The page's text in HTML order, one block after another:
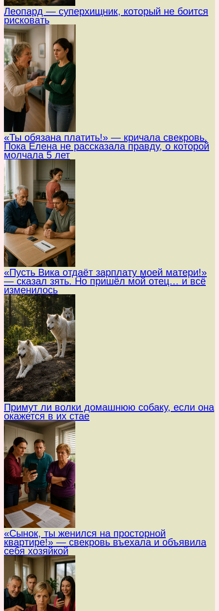
Леопард — суперхищник, который не боится
рисковать
«Ты обязана платить!» — кричала свекровь.
Пока Елена не рассказала правду, о которой
молчала 5 лет
«Пусть Вика отдаёт зарплату моей матери!»
— сказал зять. Но пришёл мой отец… и всё
изменилось
Примут ли волки домашнюю собаку, если она
окажется в их стае
«Сынок, ты женился на просторной
квартире!» — свекровь въехала и объявила
себя хозяйкой